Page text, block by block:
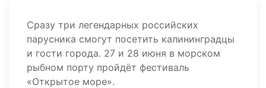
Сразу три легендарных российских
парусника смогут посетить калининградцы
и гости города. 27 и 28 июня в морском
рыбном порту пройдёт фестиваль
«Открытое море».